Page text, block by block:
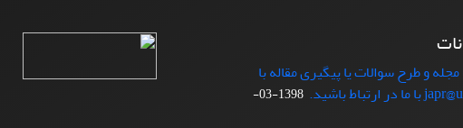
و طرح سوالات یا پیگیری مقاله با
1398-03-